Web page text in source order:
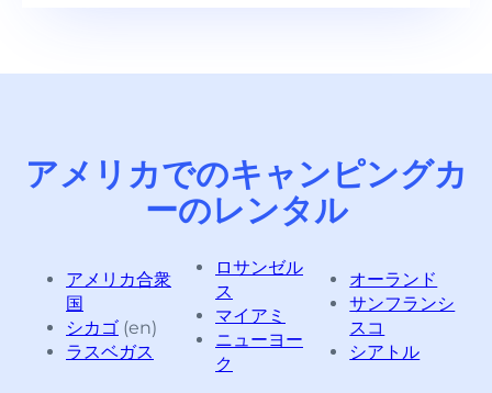
アメリカでのキャンピングカ
ーのレンタル
アメリカ合衆
国
シカゴ (en)
ラスベガス
ロサンゼル
ス
マイアミ
ニューヨー
ク
オーランド
サンフランシ
スコ
シアトル